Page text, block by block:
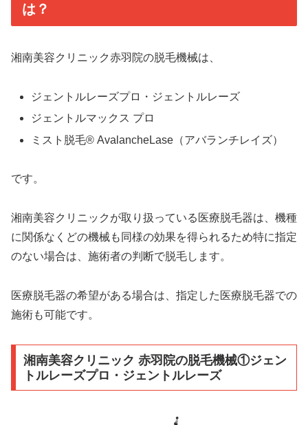
は？
湘南美容クリニック赤羽院の脱毛機械は、
ジェントルレーズプロ・ジェントルレーズ
ジェントルマックス プロ
ミスト脱毛® AvalancheLase（アバランチレイズ）
です。
湘南美容クリニックが取り扱っている医療脱毛器は、機種
に関係なくどの機械も同様の効果を得られるため特に指定
のない場合は、施術者の判断で脱毛します。
医療脱毛器の希望がある場合は、指定した医療脱毛器での
施術も可能です。
湘南美容クリニック 赤羽院の脱毛機械①ジェン
トルレーズプロ・ジェントルレーズ